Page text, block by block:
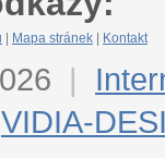
Mapa stránek Kontakt
|
VIDIA-